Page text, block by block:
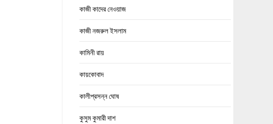
কাজী কাদের নেওয়াজ
কাজী নজরুল ইসলাম
কামিনী রায়
কায়কোবাদ
কালীপ্রসন্ন ঘোষ
কুসুম কুমারী দাশ